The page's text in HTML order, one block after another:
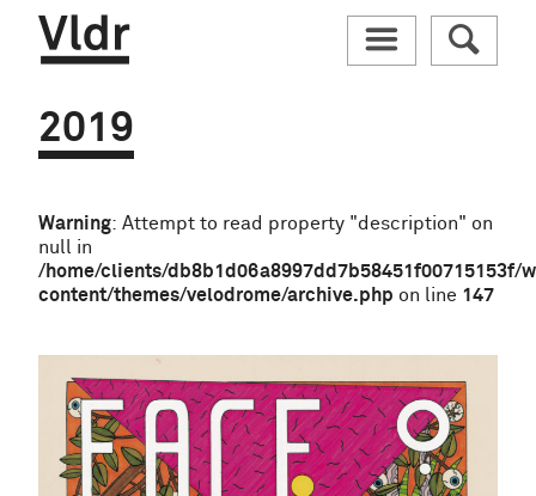
Vldr M R
2019
Warning: Attempt to read property "description" on
null in
/home/clients/db8b1d06a8997dd7b58451f00715153f/
content/themes/velodrome/archive.php on line 147